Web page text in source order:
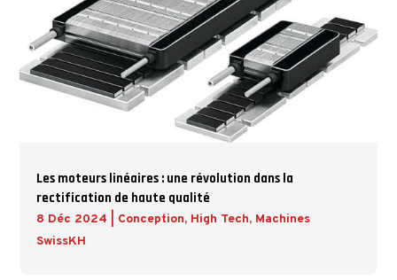
Les moteurs linéaires : une révolution dans la
rectification de haute qualité
8 Déc 2024 Conception, High Tech, Machines
SwissKH